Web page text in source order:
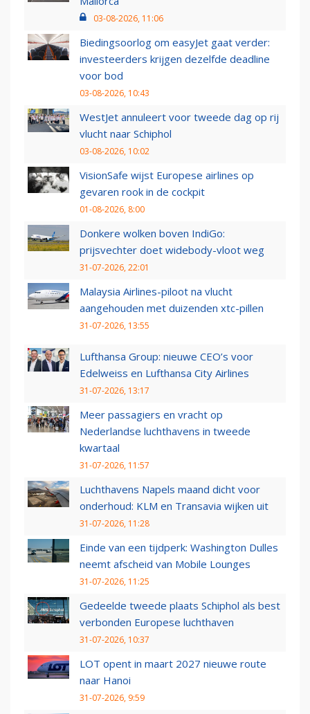
03-08-2026, 11:06
Biedingsoorlog om easyJet gaat verder:
investeerders krijgen dezelfde deadline
voor bod
03-08-2026, 10:43
WestJet annuleert voor tweede dag op rij
vlucht naar Schiphol
03-08-2026, 10:02
VisionSafe wijst Europese airlines op
gevaren rook in de cockpit
01-08-2026, 8:00
Donkere wolken boven IndiGo:
prijsvechter doet widebody-vloot weg
31-07-2026, 22:01
Malaysia Airlines-piloot na vlucht
aangehouden met duizenden xtc-pillen
31-07-2026, 13:55
Lufthansa Group: nieuwe CEO’s voor
Edelweiss en Lufthansa City Airlines
31-07-2026, 13:17
Meer passagiers en vracht op
Nederlandse luchthavens in tweede
kwartaal
31-07-2026, 11:57
Luchthavens Napels maand dicht voor
onderhoud: KLM en Transavia wijken uit
31-07-2026, 11:28
Einde van een tijdperk: Washington Dulles
neemt afscheid van Mobile Lounges
31-07-2026, 11:25
Gedeelde tweede plaats Schiphol als best
verbonden Europese luchthaven
31-07-2026, 10:37
LOT opent in maart 2027 nieuwe route
naar Hanoi
31-07-2026, 9:59